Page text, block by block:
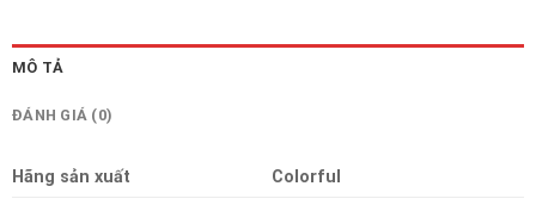
MÔ TẢ
ĐÁNH GIÁ (0)
Hãng sản xuất
Colorful